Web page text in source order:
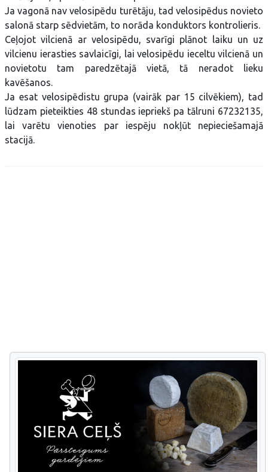
Ja vagonā nav velosipēdu turētāju, tad velosipēdus novieto
salonā starp sēdvietām, to norāda konduktors kontrolieris.
Ceļojot vilcienā ar velosipēdu, svarīgi plānot laiku un uz
vilcienu ierasties savlaicīgi, lai velosipēdu ieceltu vilcienā un
novietotu tam paredzētajā vietā, tā neradot lieku
kavēšanos.
Ja esat velosipēdistu grupa (vairāk par 15 cilvēkiem), tad
lūdzam pieteikties 48 stundas iepriekš pa tālruni 67232135,
lai varētu vienoties par iespēju nokļūt nepieciešamajā
stacijā.